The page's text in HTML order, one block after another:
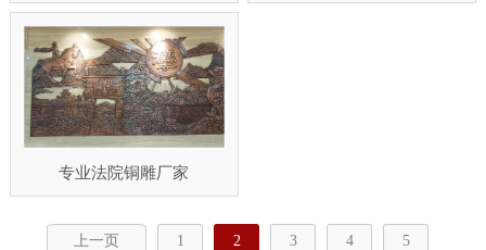
专业法院铜雕厂家
上一页 1 2 3 4 5